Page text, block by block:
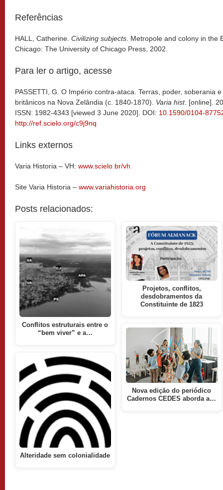
Referências
HALL, Catherine. Civilizing subjects . Metropole and colony in
Chicago: The University of Chicago Press, 2002.
Para ler o artigo, acesse
PASSETTI, G. O Império contra-ataca. Terras, poder, soberania
britânicos na Nova Zelândia (c. 1840-1870). Varia hist. [online].
ISSN: 1982-4343 [viewed 3 June 2020]. DOI: 10.1590/0104-
http://ref.scielo.org/c9j9nq
Links externos
Varia Historia – VH: www.scielo.br/vh
Site Varia Historia – www.variahistoria.org
Posts relacionados:
Conflitos estruturais entre o
“bem viver” e a…
Alteridade sem colonialidade
Projetos, conflitos,
desdobramentos da
Constituinte de 1823
Nova edição do periódico
Cadernos CEDES aborda a…